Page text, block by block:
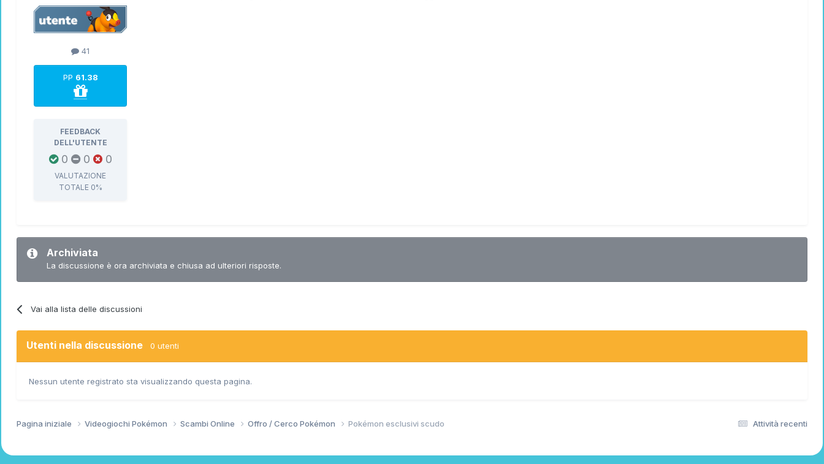
41
PP 61.38
FEEDBACK
DELL'UTENTE
0 0 0
VALUTAZIONE
TOTALE 0%
Archiviata
La discussione è ora archiviata e chiusa ad ulteriori risposte.
Vai alla lista delle discussioni
Utenti nella discussione 0 utenti
Nessun utente registrato sta visualizzando questa pagina.
Attività recenti
Pagina iniziale Videogiochi Pokémon Scambi Online Offro / Cerco Pokémon Pokémon esclusivi scudo